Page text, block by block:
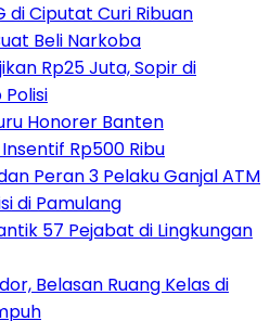
di Ciputat Curi Ribuan
Beli Narkoba
Rp25 Juta, Sopir di
Honorer Banten
Rp500 Ribu
Peran 3 Pelaku Ganjal ATM
di Pamulang
57 Pejabat di Lingkungan
Belasan Ruang Kelas di